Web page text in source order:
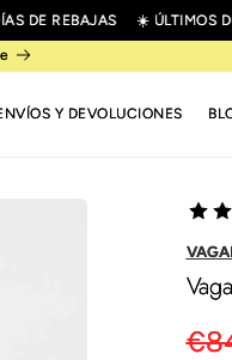
DE REBAJAS ☀️ ÚLTIMOS
Y DEVOLUCIONES